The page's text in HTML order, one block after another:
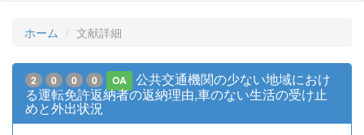
ホーム 文献詳細
2 0 0 0 OA
公共交通機関の少ない地域におけ
る運転免許返納者の返納理由,車のない生活の受け止
めと外出状況